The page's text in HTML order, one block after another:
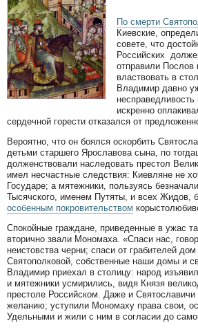
По смерти
Киевские,
совете, что
Российских
отправили Послов
властвовать в
Владимир давно
искренно
сердечной горести отказался от
Вероятно, что он боялся оскорбить
детьми старшего Ярославова сына, по
долженствовали наследовать престол
имел несчастные следствия: Киевляне не
Государе; а мятежники, пользуясь
Тысячского, именем Путяты, и всех Жидов,
особенным покровительством
Спокойные граждане, приведенные в ужас
вторично звали Мономаха. «Спаси нас,
неистовства черни; спаси от грабителей
Святополковой, собственные наши домы и
Владимир приехал в столицу: народ
и мятежники усмирились, видя Князя
престоле Российском. Даже и
желанию; уступили Мономаху права свои,
Удельными и жили с ним в согласии до